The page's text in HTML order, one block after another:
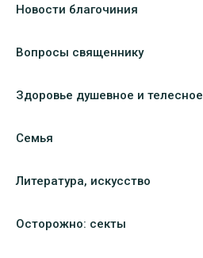
Новости благочиния
Вопросы священнику
Здоровье душевное и телесное
Семья
Литература, искуcство
Осторожно: секты